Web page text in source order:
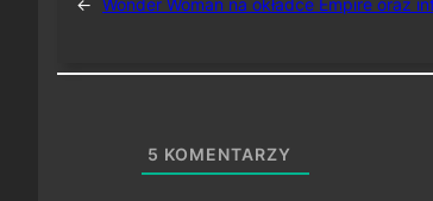
← Wonder Woman na okładce Empire oraz
5 KOMENTARZY